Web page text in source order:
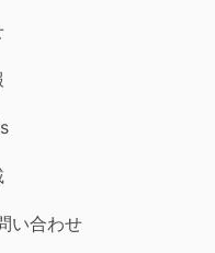
い合わせ